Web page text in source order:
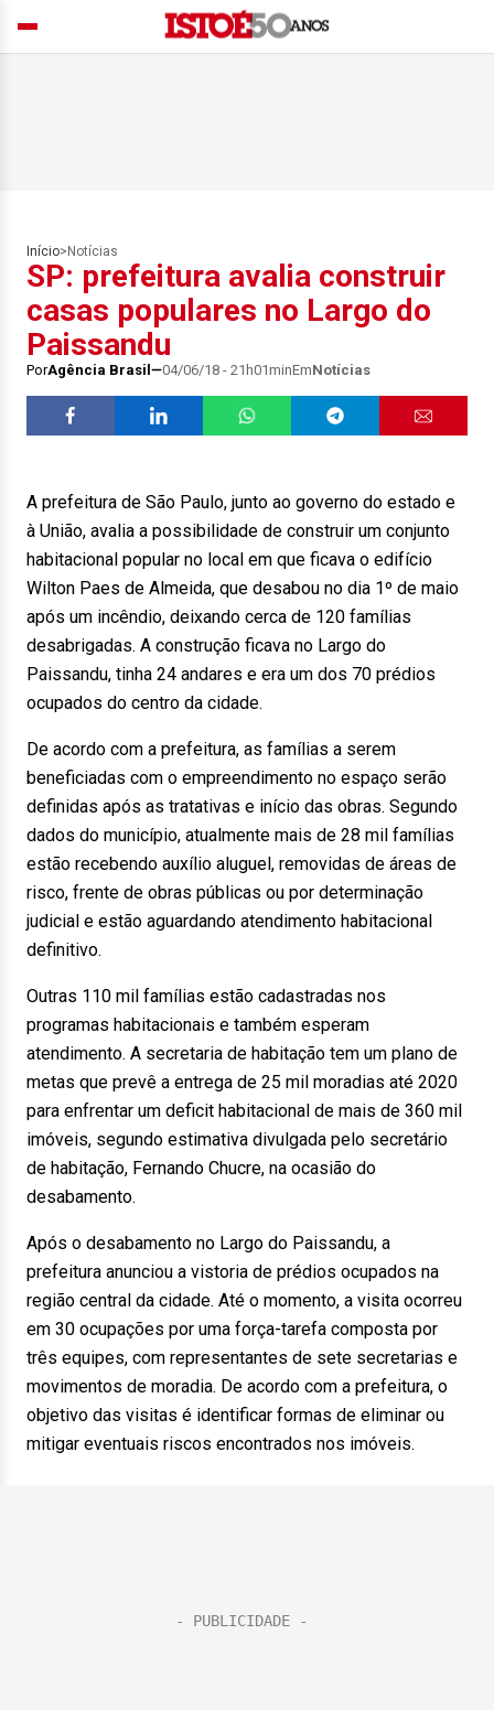
Início> Notícias
SP: prefeitura avalia construir
casas populares no Largo do
Paissandu
PorAgência Brasil 04/06/18 - 21h01minEmNotícias
A prefeitura de São Paulo, junto ao governo do estado e
à União, avalia a possibilidade de construir um conjunto
habitacional popular no local em que ficava o edifício
Wilton Paes de Almeida, que desabou no dia 1º de maio
após um incêndio, deixando cerca de 120 famílias
desabrigadas. A construção ficava no Largo do
Paissandu, tinha 24 andares e era um dos 70 prédios
ocupados do centro da cidade.
De acordo com a prefeitura, as famílias a serem
beneficiadas com o empreendimento no espaço serão
definidas após as tratativas e início das obras. Segundo
dados do município, atualmente mais de 28 mil famílias
estão recebendo auxílio aluguel, removidas de áreas de
risco, frente de obras públicas ou por determinação
judicial e estão aguardando atendimento habitacional
definitivo.
Outras 110 mil famílias estão cadastradas nos
programas habitacionais e também esperam
atendimento. A secretaria de habitação tem um plano de
metas que prevê a entrega de 25 mil moradias até 2020
para enfrentar um deficit habitacional de mais de 360 mil
imóveis, segundo estimativa divulgada pelo secretário
de habitação, Fernando Chucre, na ocasião do
desabamento.
Após o desabamento no Largo do Paissandu, a
prefeitura anunciou a vistoria de prédios ocupados na
região central da cidade. Até o momento, a visita ocorreu
em 30 ocupações por uma força-tarefa composta por
três equipes, com representantes de sete secretarias e
movimentos de moradia. De acordo com a prefeitura, o
objetivo das visitas é identificar formas de eliminar ou
mitigar eventuais riscos encontrados nos imóveis.